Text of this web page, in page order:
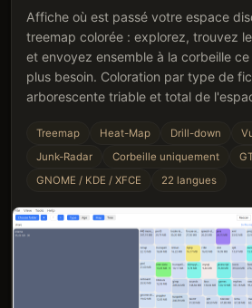
Affiche où est passé votre espace
treemap colorée : explorez, trouvez
et envoyez ensemble à la corbeille
plus besoin. Coloration par type de
arborescente triable et total de
Treemap Heat-Map Drill-down
Junk-Radar
Corbeille uniquement
GNOME / KDE / XFCE
22 langues